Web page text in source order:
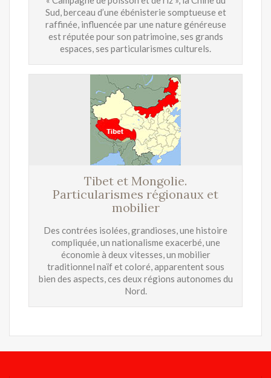
Sud, berceau d’une ébénisterie somptueuse et
raffinée, influencée par une nature généreuse
est réputée pour son patrimoine, ses grands
espaces, ses particularismes culturels.
Tibet et Mongolie.
Particularismes régionaux et
mobilier
Des contrées isolées, grandioses, une histoire
compliquée, un nationalisme exacerbé, une
économie à deux vitesses, un mobilier
traditionnel naïf et coloré, apparentent sous
bien des aspects, ces deux régions autonomes du
Nord.